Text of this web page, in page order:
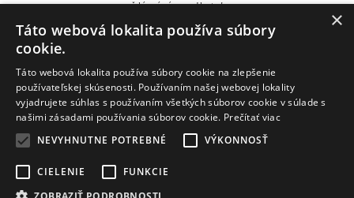
a očakávané prínosy pod kontrolou.
AXELOS®, ITIL®, MSP®, MoP®, P3O®, PRINCE2®, PRINCE2 Agile® sú registrované ochranné
známky AXELOS Limited. Swirl logo™ je ochranná známka AXELOS Limited. CAPM®, PgMP®,
PMBOK®, PMI®, PMI-ACP® a PMP® sú registrované ochranné známky Project Management
ochranná známka International Project Management Association. TOGAF® je registrovaná
ochranná známka The Open Group.
×
Táto webová lokalita používa súbory
cookie.
Táto webová lokalita používa súbory cookie na zlepšenie
používateľskej skúsenosti. Používaním našej webovej lokality
vyjadrujete súhlas s používaním všetkých súborov cookie v súlade s
našimi zásadami používania súborov cookie. Prečítať viac
NEVYHNUTNE POTREBNÉ
VÝKONNOSŤ
CIELENIE
FUNKCIE